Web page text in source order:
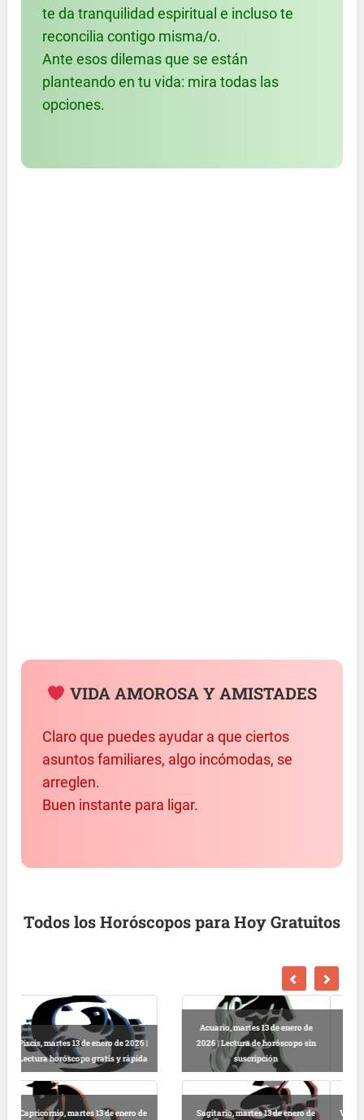
te da tranquilidad espiritual e incluso te
reconcilia contigo misma/o.
Ante esos dilemas que se están
planteando en tu vida: mira todas las
opciones.
VIDA AMOROSA Y AMISTADES
Claro que puedes ayudar a que ciertos
asuntos familiares, algo incómodas, se
arreglen.
Buen instante para ligar.
Todos los Horóscopos para Hoy Gratuitos
Escorpio, martes 13 de enero de
2026 | Horóscopo gratis hoy y
completo
Libra, martes 13 de enero de 2026 |
Lectura horóscopo online
Virgo, martes 13 de enero de 2026 |